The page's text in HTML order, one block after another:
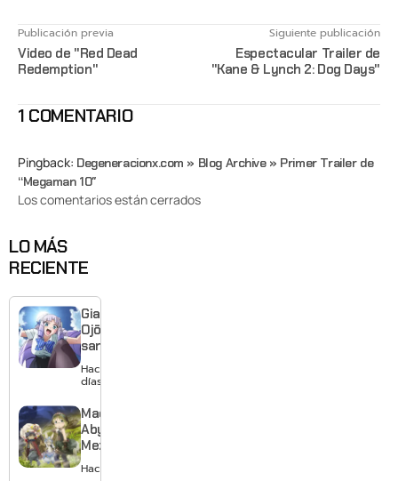
Publicación previa
Video de "Red Dead
Redemption"
Siguiente publicación
Espectacular Trailer de
"Kane & Lynch 2: Dog Days"
1 COMENTARIO
Pingback: Degeneracionx.com » Blog Archive » Primer Trailer de
“Megaman 10″
Los comentarios están cerrados
LO MÁS
RECIENTE
Giant
Ojō-
sama
revela
visual y
estreno
para
enero de
Hace 3
días
Made in
Abyss:
Mezameru
Shinpi
Hace 3 días